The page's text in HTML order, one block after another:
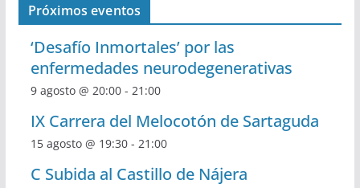
Próximos eventos
‘Desafío Inmortales’ por las
enfermedades neurodegenerativas
9 agosto @ 20:00- 21:00
IX Carrera del Melocotón de Sartaguda
15 agosto @ 19:30- 21:00
C Subida al Castillo de Nájera